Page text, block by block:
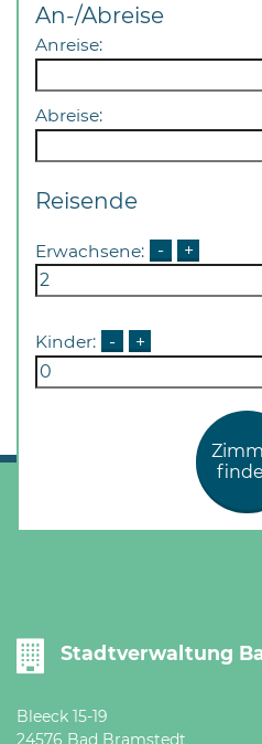
An-/Abreise
Anreise:
Abreise:
Reisende
Erwachsene: - +
Kinder: - +
Stadtverwaltung
Bleeck 15-19
24576 Bad Bramstedt